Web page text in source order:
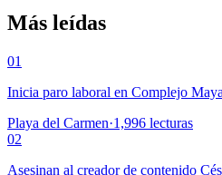
Más leídas
01
Inicia paro laboral en Complejo
Playa del Carmen·1,996 lecturas
02
Asesinan al creador de contenido